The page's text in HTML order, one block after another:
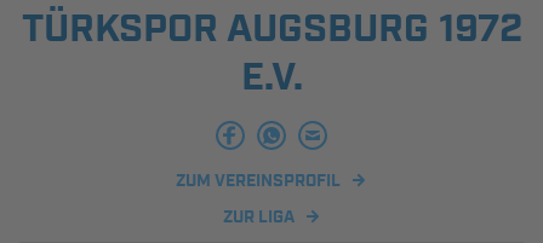
SPIELPLUS
TÜRKSPOR AUGSBURG 1972
E.V.
ZUM VEREINSPROFIL
ZUR LIGA